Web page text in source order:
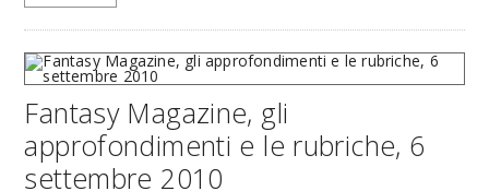
Fantasy Magazine, gli
approfondimenti e le rubriche, 6
settembre 2010